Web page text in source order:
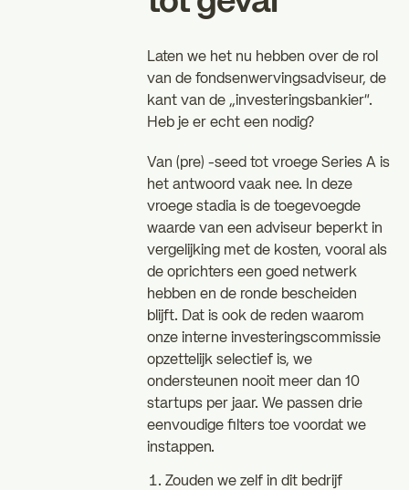
Laten we het nu hebben over de rol
van de fondsenwervingsadviseur, de
kant van de „investeringsbankier”.
Heb je er echt een nodig?
Van (pre) -seed tot vroege Series A is
het antwoord vaak nee. In deze
vroege stadia is de toegevoegde
waarde van een adviseur beperkt in
vergelijking met de kosten, vooral als
de oprichters een goed netwerk
hebben en de ronde bescheiden
blijft. Dat is ook de reden waarom
onze interne investeringscommissie
opzettelijk selectief is, we
ondersteunen nooit meer dan 10
startups per jaar. We passen drie
eenvoudige filters toe voordat we
instappen.
Zouden we zelf in dit bedrijf